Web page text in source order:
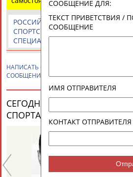
РОССИЙСКИЕ
СПОРТИВНЫЕ
РОССИЙСКИЕ
СПОРТСМЕНЫ,
СПЕЦИАЛИСТЫ
НАПИСАТЬ Ольга КУЗЕНКОВА
СООБЩЕНИЕ
СЕГОДНЯ ДЕНЬ РОЖДЕНИЯ У
СПОРТА (33 ПЕРСОНАЛИЙ)
СООБЩЕНИЕ ДЛЯ:
ТЕКСТ ПРИВЕТСТВИЯ /
СООБЩЕНИЕ
ИМЯ ОТПРАВИТЕЛЯ
КОНТАКТ ОТПРАВИТЕЛЯ